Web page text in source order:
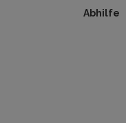
Abhilfe